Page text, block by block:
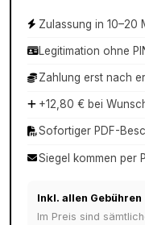
Zulassung in 10–20
Legitimation ohne
Zahlung erst nach
+12,80 € bei
Sofortiger PDF-
Siegel kommen per
Inkl. allen Gebühren
Im Preis sind